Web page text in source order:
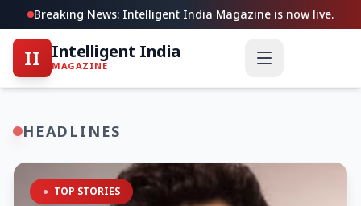
Breaking News: Intelligent India Magazine is now live.
II Intelligent India
MAGAZINE
HEADLINES
● TOP STORIES